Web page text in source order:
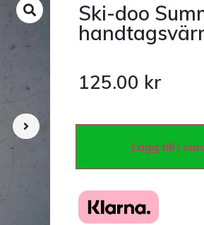
Ski-doo
125.00 kr
Lägg till i